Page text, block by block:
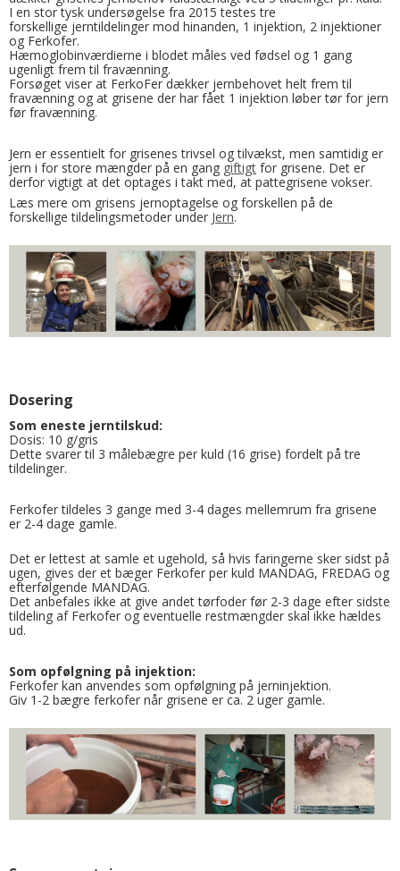
I en stor tysk undersøgelse fra 2015 testes tre
forskellige jerntildelinger mod hinanden, 1 injektion, 2 injektioner
og Ferkofer.
Hæmoglobinværdierne i blodet måles ved fødsel og 1 gang
ugenligt frem til fravænning.
Forsøget viser at FerkoFer dækker jernbehovet helt frem til
fravænning og at grisene der har fået 1 injektion løber tør for jern
før fravænning.
Jern er essentielt for grisenes trivsel og tilvækst, men samtidig er
jern i for store mængder på en gang giftigt for grisene. Det er
derfor vigtigt at det optages i takt med, at pattegrisene vokser.
Læs mere om grisens jernoptagelse og forskellen på de
forskellige tildelingsmetoder under Jern.
Dosering
Som eneste jerntilskud:
Dosis: 10 g/gris
Dette svarer til 3 målebægre per kuld (16 grise) fordelt på tre
tildelinger.
Ferkofer tildeles 3 gange med 3-4 dages mellemrum fra grisene
er 2-4 dage gamle.
Det er lettest at samle et ugehold, så hvis faringerne sker sidst på
ugen, gives der et bæger Ferkofer per kuld MANDAG, FREDAG og
efterfølgende MANDAG.
Det anbefales ikke at give andet tørfoder før 2-3 dage efter sidste
tildeling af Ferkofer og eventuelle restmængder skal ikke hældes
ud.
Som opfølgning på injektion:
Ferkofer kan anvendes som opfølgning på jerninjektion.
Giv 1-2 bægre ferkofer når grisene er ca. 2 uger gamle.